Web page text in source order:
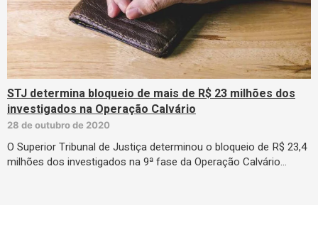
STJ determina bloqueio de mais de R$ 23 milhões dos
investigados na Operação Calvário
28 de outubro de 2020
O Superior Tribunal de Justiça determinou o bloqueio de R$ 23,4
milhões dos investigados na 9ª fase da Operação Calvário…